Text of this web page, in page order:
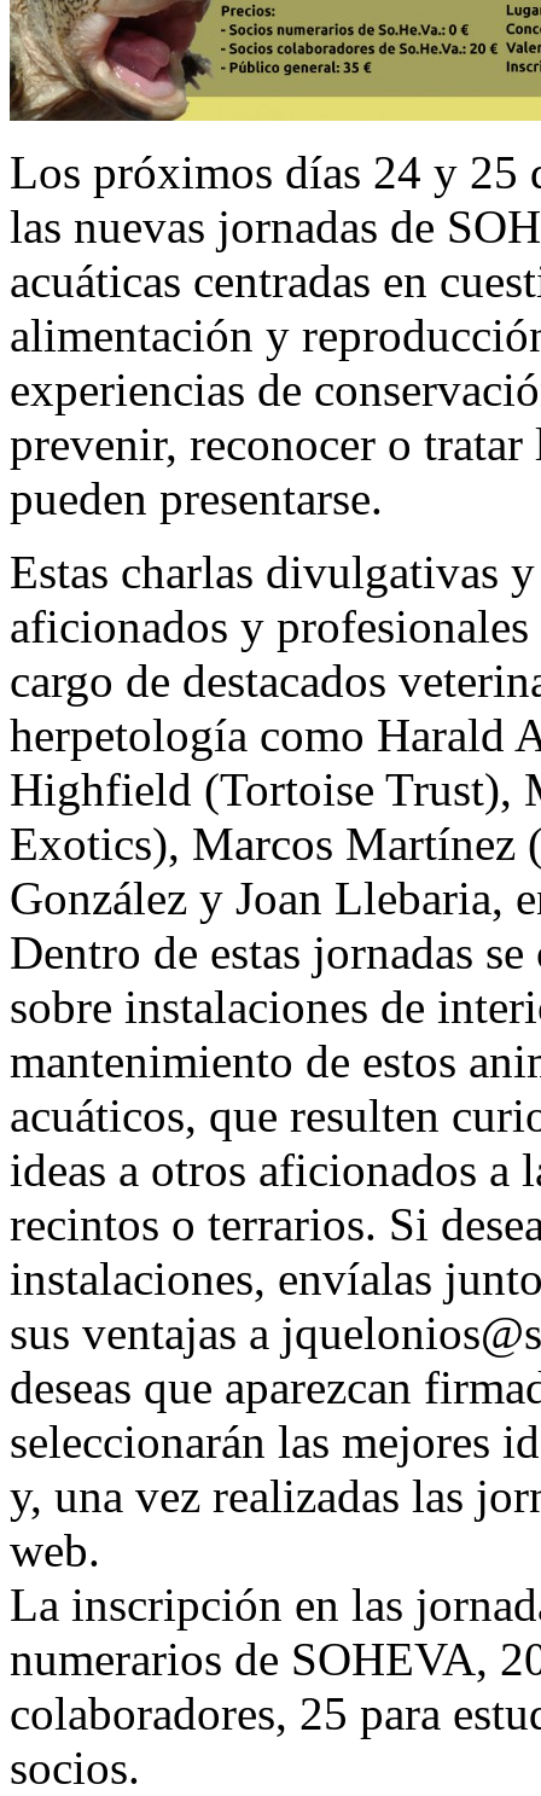
Los próximos días 24 y 25
las nuevas jornadas de
acuáticas centradas en
alimentación y
experiencias de
prevenir, reconocer o tratar
pueden presentarse.
Estas charlas divulgativas
aficionados y
cargo de destacados
herpetología como Harald
Highfield (Tortoise Trust),
Exotics), Marcos Martínez
González y Joan Llebaria,
Dentro de estas jornadas
sobre instalaciones de
mantenimiento de estos
acuáticos, que resulten
ideas a otros aficionados a
recintos o terrarios. Si
instalaciones, envíalas
sus ventajas a
deseas que aparezcan
seleccionarán las mejores
y, una vez realizadas las
web.
La inscripción en las
numerarios de SOHEVA,
colaboradores, 25 para
socios.